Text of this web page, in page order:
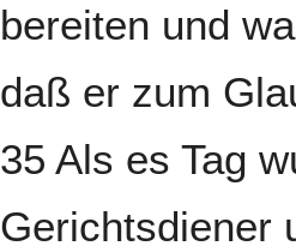
bereiten und
daß er zum
35 Als es Tag
Gerichtsdiener